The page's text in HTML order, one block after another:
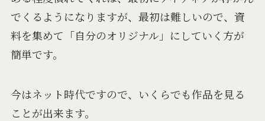
でくるようになりますが、最初は難しいので、資
料を集めて「自分のオリジナル」にしていく方が
簡単です。
今はネット時代ですので、いくらでも作品を見る
ことが出来ます。